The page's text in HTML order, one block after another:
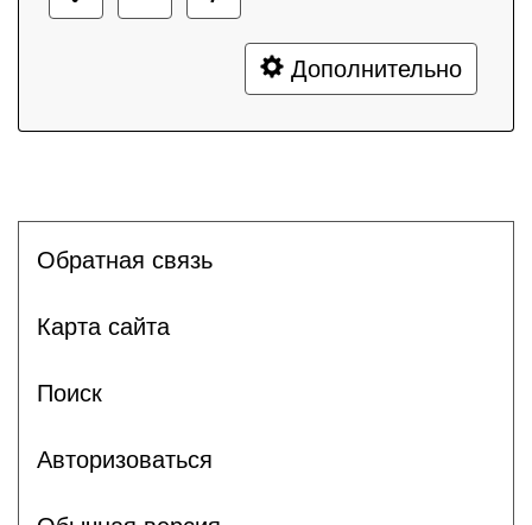
Дополнительно
Обратная связь
Карта сайта
Поиск
Авторизоваться